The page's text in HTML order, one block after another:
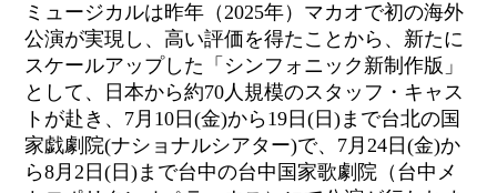
ミュージカルは昨年（2025年）マカオで初の海外
公演が実現し、高い評価を得たことから、新たに
スケールアップした「シンフォニック新制作版」
として、
日本から約70人規模のスタッフ・キャス
トが赴き、7月10日(金)から19日(日)まで台北の国
家戯劇院(ナショナルシアター)で、7月24日(金)か
ら8月2日(日)まで台中の台中国家歌劇院（台中メ